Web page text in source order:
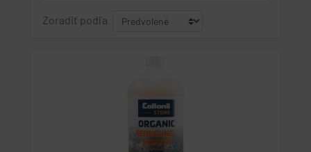
Zoradiť podľa